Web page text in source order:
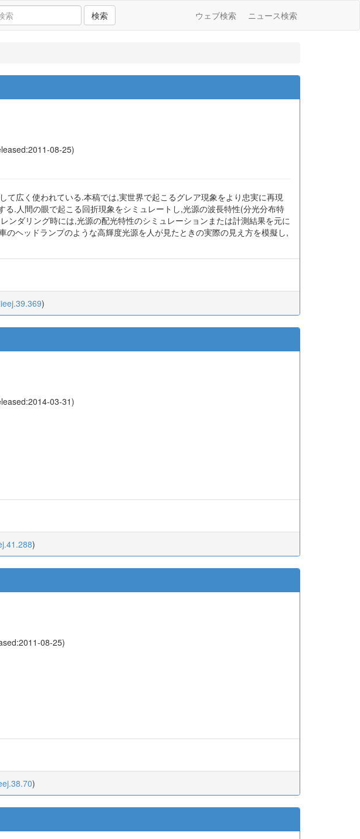
検索 ウェブ検索 ニュース検索
08-25)
広く使われている.本稿では,実世界で起こるグレア現象をより忠実に再現
.人間の眼で起こる回折現象をシミュレートし,光源の波長特性(分光分布特
ダリング時には,光源の配光特性のシミュレーションまたは計測結果を元に
ヘッドランプのような高輝度光源を人が見たときの実際の見え方を模擬し,
)
03-31)
)
08-25)
)